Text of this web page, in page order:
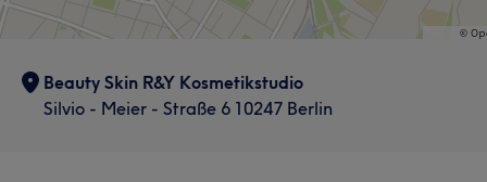
Beauty Skin R&Y Kosmetikstudio
Silvio - Meier - Straße 6 10247 Berlin